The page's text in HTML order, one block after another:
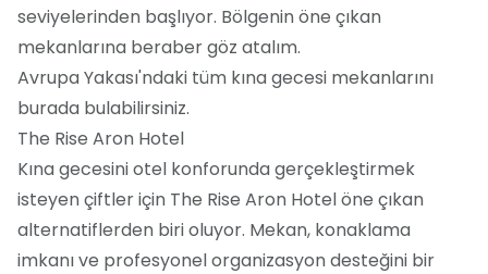
seviyelerinden başlıyor. Bölgenin öne çıkan
mekanlarına beraber göz atalım.
Avrupa Yakası'ndaki tüm kına gecesi mekanlarını
burada bulabilirsiniz.
The Rise Aron Hotel
Kına gecesini otel konforunda gerçekleştirmek
isteyen çiftler için The Rise Aron Hotel öne çıkan
alternatiflerden biri oluyor. Mekan, konaklama
imkanı ve profesyonel organizasyon desteğini bir